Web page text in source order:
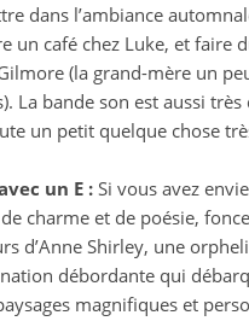
dans l’ambiance
un café chez Luke, et faire
(la grand-mère un
La bande son est aussi
un petit quelque chose
un E : Si vous avez
charme et de poésie,
d’Anne Shirley, une
débordante qui
magnifiques et